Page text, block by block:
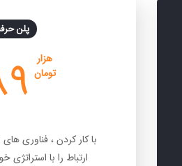
پلن
هزار
تومان
با کار کردن ، فناوری
ارتباط را با